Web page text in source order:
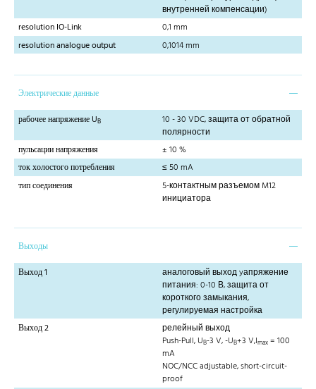
внутренней компенсации)
resolution IO-Link
0,1 mm
resolution analogue output
0,1014 mm
Электрические данные
рабочее напряжение UB
10 - 30 VDC, защита от обратной
полярности
пульсации напряжения
± 10 %
ток холостого потребления
≤ 50 mA
тип соединения
5-контактным разъемом M12
инициатора
Выходы
Выход 1
аналоговый выход yапряжение
питания: 0-10 В, защита от
короткого замыкания,
регулируемая настройка
Выход 2
релейный выход
Push-Pull, UB-3 V, -UB+3 V,Imax = 100
mA
NOC/NCC adjustable, short-circuit-
proof